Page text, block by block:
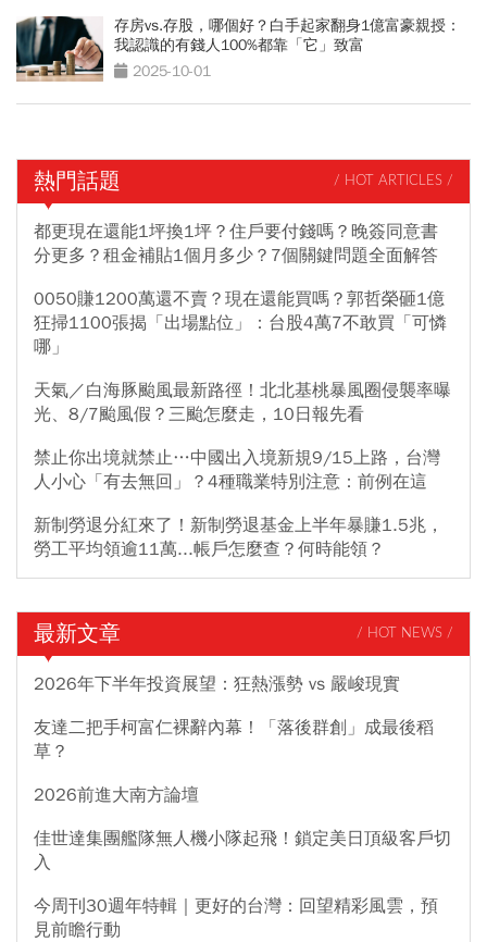
存房vs.存股，哪個好？白手起家翻身1億富豪親授：
我認識的有錢人100%都靠「它」致富
2025-10-01
熱門話題 / HOT ARTICLES /
都更現在還能1坪換1坪？住戶要付錢嗎？晚簽同意書
分更多？租金補貼1個月多少？7個關鍵問題全面解答
0050賺1200萬還不賣？現在還能買嗎？郭哲榮砸1億
狂掃1100張揭「出場點位」：台股4萬7不敢買「可憐
哪」
天氣／白海豚颱風最新路徑！北北基桃暴風圈侵襲率曝
光、8/7颱風假？三颱怎麼走，10日報先看
禁止你出境就禁止…中國出入境新規9/15上路，台灣
人小心「有去無回」？4種職業特別注意：前例在這
新制勞退分紅來了！新制勞退基金上半年暴賺1.5兆，
勞工平均領逾11萬...帳戶怎麼查？何時能領？
最新文章 / HOT NEWS /
2026年下半年投資展望：狂熱漲勢 vs 嚴峻現實
友達二把手柯富仁裸辭內幕！「落後群創」成最後稻
草？
2026前進大南方論壇
佳世達集團艦隊無人機小隊起飛！鎖定美日頂級客戶切
入
今周刊30週年特輯｜更好的台灣：回望精彩風雲，預
見前瞻行動